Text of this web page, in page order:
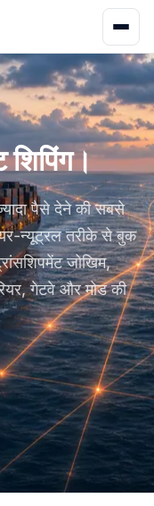
पैसे देने की सबसे
न्यूट्रल तरीके से बुक
जोखिम,
गेटवे और मोड की